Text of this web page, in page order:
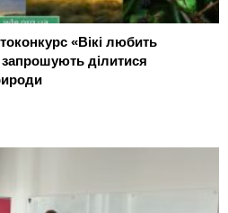
«Вікі любить
ділитися